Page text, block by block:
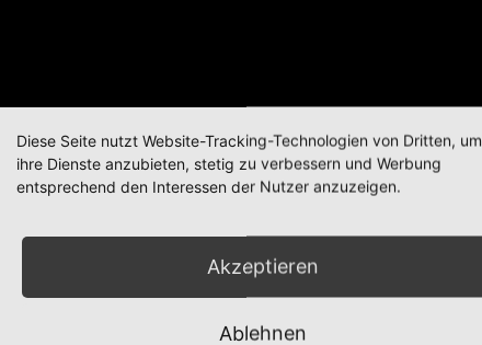
Diese Seite nutzt Website-Tracking-Technologien von Dritten, um
ihre Dienste anzubieten, stetig zu verbessern und Werbung
entsprechend den Interessen der Nutzer anzuzeigen.
Akzeptieren
Ablehnen